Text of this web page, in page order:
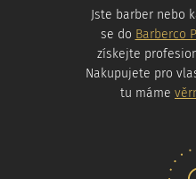
Jste barber nebo
se do Barberco
získejte
Nakupujete pro
tu máme